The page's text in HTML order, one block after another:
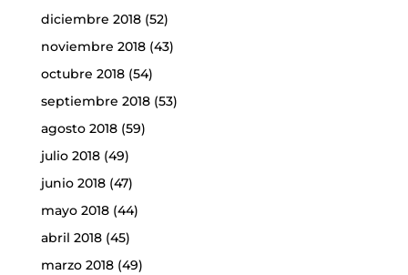
diciembre 2018(52)
noviembre 2018(43)
octubre 2018(54)
septiembre 2018(53)
agosto 2018(59)
julio 2018(49)
junio 2018(47)
mayo 2018(44)
abril 2018(45)
marzo 2018(49)